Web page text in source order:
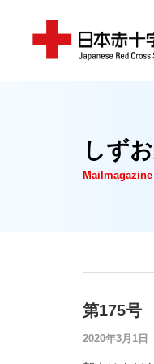
しず
第175号
2020年3月1日